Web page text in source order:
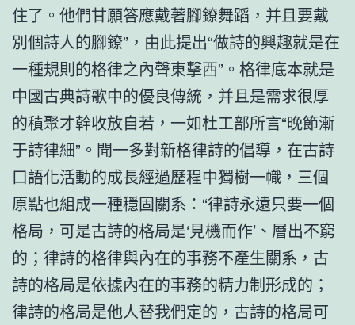
住了。他們甘願答應戴著腳鐐舞蹈，并且要戴
別個詩人的腳鐐”，由此提出“做詩的興趣就是在
一種規則的格律之內聲東擊西”。格律底本就是
中國古典詩歌中的優良傳統，并且是需求很厚
的積聚才幹收放自若，一如杜工部所言“晚節漸
于詩律細”。聞一多對新格律詩的倡導，在古詩
口語化活動的成長經過歷程中獨樹一幟，三個
原點也組成一種穩固關系：“律詩永遠只要一個
格局，可是古詩的格局是‘見機而作’、層出不窮
的；律詩的格律與內在的事務不產生關系，古
詩的格局是依據內在的事務的精力制形成的；
律詩的格局是他人替我們定的，古詩的格局可